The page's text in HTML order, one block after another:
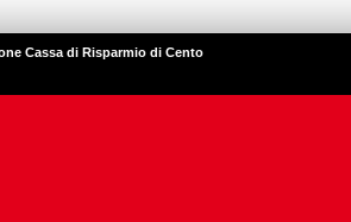
Cassa di Risparmio di Cento